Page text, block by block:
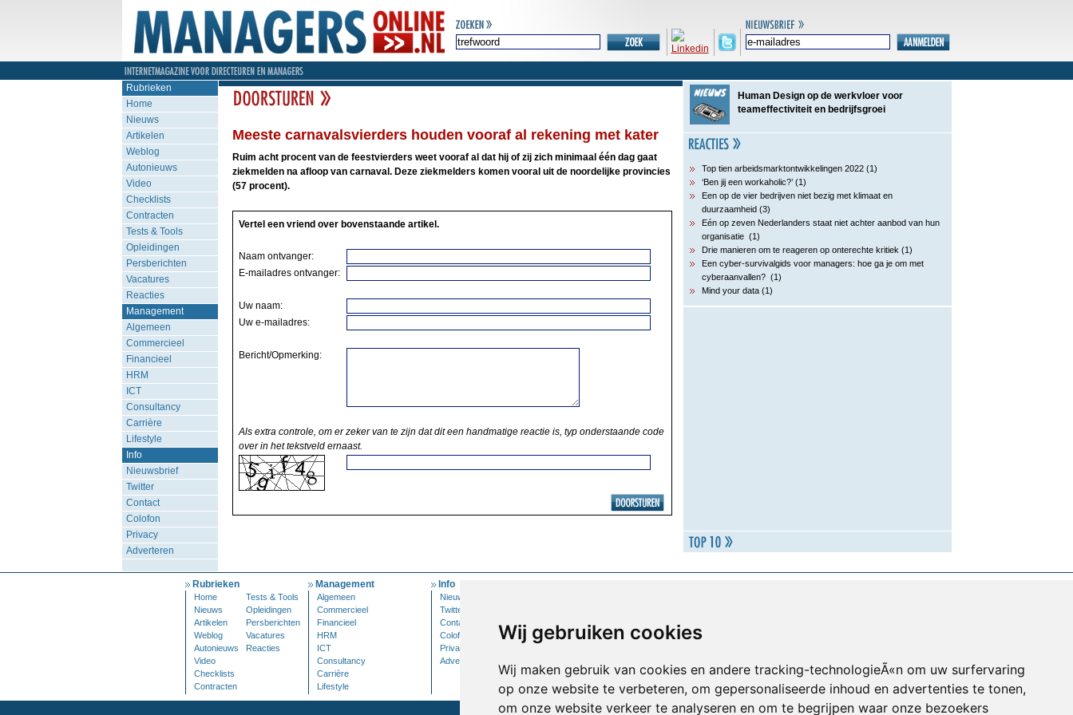
Wij gebruiken cookies
Wij maken gebruik van cookies en andere tracking-technologieÃ«n om uw surfervaring
op onze website te verbeteren, om gepersonaliseerde inhoud en advertenties te tonen,
om onze website verkeer te analyseren en om te begrijpen waar onze bezoekers
Rubrieken
Home
Nieuws
Artikelen
Weblog
Autonieuws
Video
Checklists
Contracten
Tests & Tools
Opleidingen
Persberichten
Vacatures
Reacties
Management
Algemeen
Commercieel
Financieel
HRM
ICT
Consultancy
Carrière
Lifestyle
Info
Nieuwsbrief
Twitter
Contact
Colofon
Privacy
Adverteren
Meeste carnavalsvierders houden vooraf al rekening met kater
Ruim acht procent van de feestvierders weet vooraf al dat hij of zij zich minimaal één dag gaat
ziekmelden na afloop van carnaval. Deze ziekmelders komen vooral uit de noordelijke provincies
(57 procent).
Vertel een vriend over bovenstaande artikel.
Naam ontvanger:
E-mailadres ontvanger:
Uw naam:
Uw e-mailadres:
Bericht/Opmerking:
Als extra controle, om er zeker van te zijn dat dit een handmatige reactie is, typ onderstaande code
over in het tekstveld ernaast.
Human Design op de werkvloer voor
teameffectiviteit en bedrijfsgroei
Top tien arbeidsmarktontwikkelingen 2022 (1)
‘Ben jij een workaholic?’ (1)
Een op de vier bedrijven niet bezig met klimaat en
duurzaamheid (3)
Eén op zeven Nederlanders staat niet achter aanbod van hun
organisatie (1)
Drie manieren om te reageren op onterechte kritiek (1)
Een cyber-survivalgids voor managers: hoe ga je om met
cyberaanvallen? (1)
Mind your data (1)
Rubrieken
Home
Tests & Tools
Nieuws
Opleidingen
Artikelen
Persberichten
Weblog
Vacatures
Autonieuws
Reacties
Video
Checklists
Contracten
Management
Algemeen
Commercieel
Financieel
HRM
ICT
Consultancy
Carrière
Lifestyle
Info
Nieuwsbrief
Twitter
Contact
Colofon
Privacy
Adverteren